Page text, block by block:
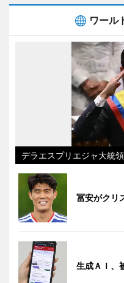
ワール
デラエスプリエジャ大統
冨安がクリ
生成ＡＩ、